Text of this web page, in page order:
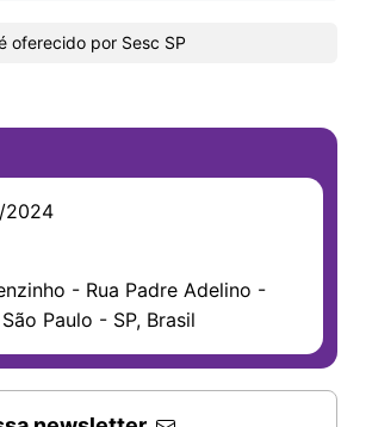
oferecido por Sesc SP
2024
- Rua Padre Adelino -
Paulo - SP, Brasil